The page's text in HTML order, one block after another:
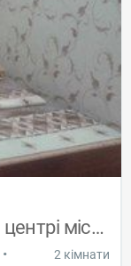
Чистий затишна квартира в центрі міста
• 2 кімнати